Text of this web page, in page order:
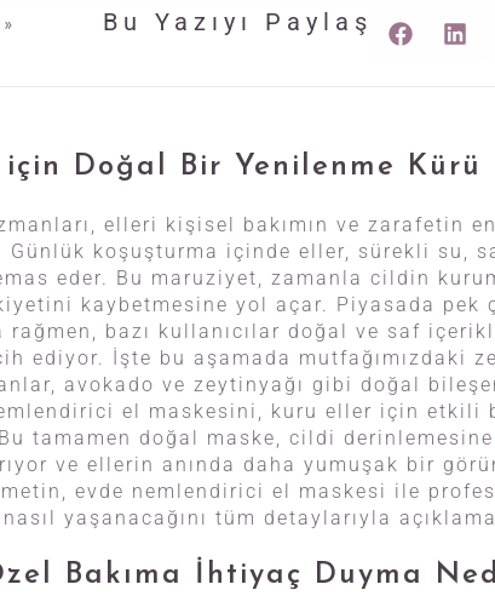
» Bu Yazıyı Paylaş
Doğal Bir Yenilenme Kürü
elleri kişisel bakımın ve zarafetin
Günlük koşuşturma içinde eller, sürekli su,
eder. Bu maruziyet, zamanla cildin
kaybetmesine yol açar. Piyasada pek
rağmen, bazı kullanıcılar doğal ve saf
ediyor. İşte bu aşamada mutfağımızdaki
avokado ve zeytinyağı gibi doğal
el maskesini, kuru eller için etkili
tamamen doğal maske, cildi
ve ellerin anında daha yumuşak bir
metin, evde nemlendirici el maskesi ile
yaşanacağını tüm detaylarıyla
Bakıma İhtiyaç Duyma